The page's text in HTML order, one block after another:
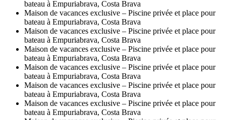
bateau à Empuriabrava, Costa Brava
Maison de vacances exclusive – Piscine privée et place pour
bateau à Empuriabrava, Costa Brava
Maison de vacances exclusive – Piscine privée et place pour
bateau à Empuriabrava, Costa Brava
Maison de vacances exclusive – Piscine privée et place pour
bateau à Empuriabrava, Costa Brava
Maison de vacances exclusive – Piscine privée et place pour
bateau à Empuriabrava, Costa Brava
Maison de vacances exclusive – Piscine privée et place pour
bateau à Empuriabrava, Costa Brava
Maison de vacances exclusive – Piscine privée et place pour
bateau à Empuriabrava, Costa Brava